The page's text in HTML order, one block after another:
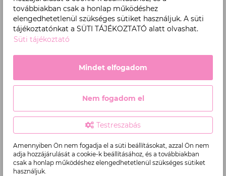
Tiszteljük egymás idejét és elkötelezettségét – légy
jelen, tanulj és fejlődj velünk!
továbbiakban csak a honlap működéshez
elengedhetetlenül szükséges sütiket használjuk. A süti
tájékoztatónkat a SÜTI TÁJÉKOZTATÓ alatt olvashat.
Süti tájékoztató
Mindet elfogadom
Nem fogadom el
Testreszabás
Amennyiben Ön nem fogadja el a süti beállításokat, azzal Ön nem
adja hozzájárulását a cookie-k beállításához, és a továbbiakban
csak a honlap működéshez elengedhetetlenül szükséges sütiket
használjuk.